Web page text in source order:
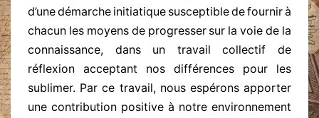
d’une démarche initiatique susceptible de fournir à
chacun les moyens de progresser sur la voie de la
connaissance, dans un travail collectif de
réflexion acceptant nos différences pour les
sublimer. Par ce travail, nous espérons apporter
une contribution positive à notre environnement